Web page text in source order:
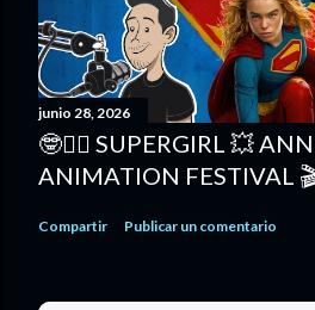
junio 28, 2026
🤓🦸‍♀️ SUPERGIRL 💥
ANIMATION FESTIVAL
Compartir Publicar un comentario